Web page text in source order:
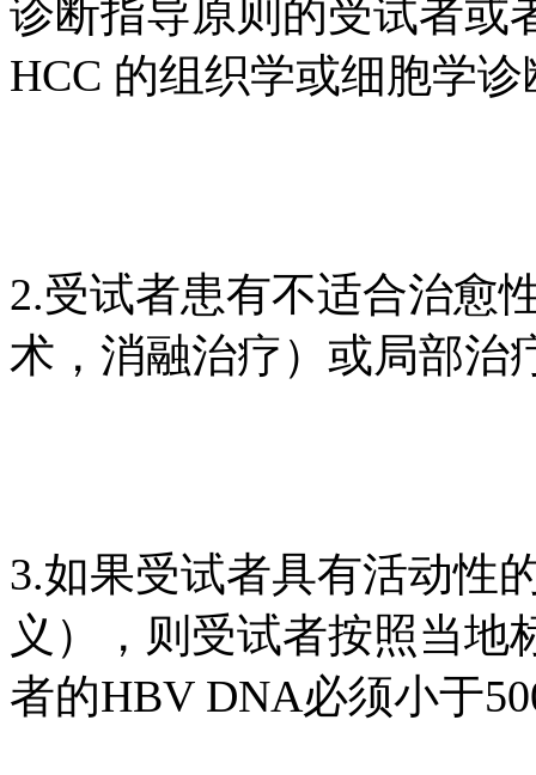
诊断指导原则的受试者或
HCC 的组织学或细胞学诊
2.受试者患有不适合治愈
术，消融治疗）或局部治
3.如果受试者具有活动性
义），则受试者按照当地
者的HBV DNA必须小于